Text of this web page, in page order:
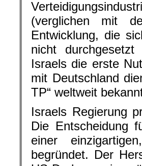
(verglichen mit
Entwicklung, die
nicht
Israels die erste
mit Deutschland
TP“ weltweit
Israels Regierung
Die Entscheidung
einer
begründet. Der